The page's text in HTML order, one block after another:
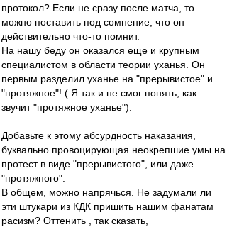
протокол? Если не сразу после матча, то
можно поставить под сомнение, что он
действительно что-то помнит.
На нашу беду он оказался еще и крупным
специалистом в области теории уханья. Он
первым разделил уханье на "прерывистое" и
"протяжное"! ( Я так и не смог понять, как
звучит "протяжное уханье").
Добавьте к этому абсурдность наказания,
буквально провоцирующая неокрепшие умы на
протест в виде "прерывистого", или даже
"протяжного".
В общем, можно напрячься. Не задумали ли
эти штукари из КДК пришить нашим фанатам
расизм? Оттенить , так сказать,